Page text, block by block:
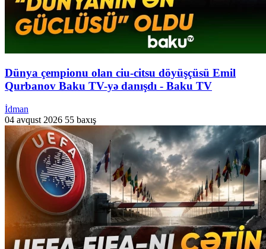
Dünya çempionu olan ciu-citsu döyüşçüsü Emil
Qurbanov Baku TV-yə danışdı - Baku TV
İdman
04 avqust 2026 55 baxış